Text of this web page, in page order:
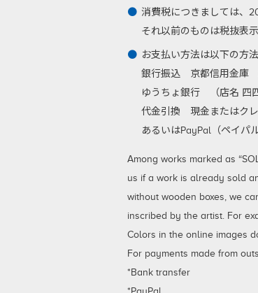
消費税につきましては、
それ以前のものは税抜表
お支払い方法は以下の方
銀行振込 京都信用金庫
ゆうちょ銀行 （店名 四
代金引換 現金またはクレ
あるいはPayPal（ペイパ
Among works marked as
us if a work is already sold
without wooden boxes, we
inscribed by the artist. For
Colors in the online images
For payments made from
*Bank transfer